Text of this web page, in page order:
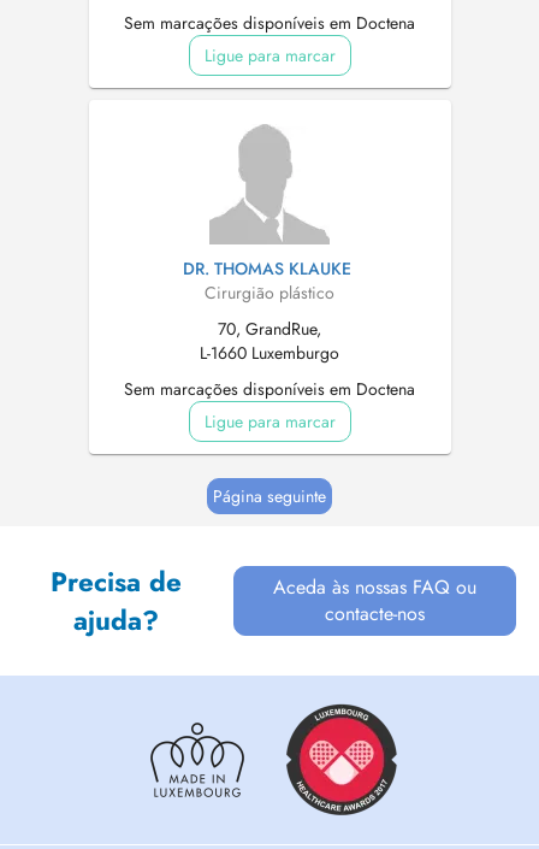
Sem marcações disponíveis em Doctena
Ligue para marcar
DR. THOMAS KLAUKE
Cirurgião plástico
70, GrandRue,
L-1660 Luxemburgo
Sem marcações disponíveis em Doctena
Ligue para marcar
Página seguinte
Precisa de
ajuda?
Aceda às nossas FAQ ou
contacte-nos